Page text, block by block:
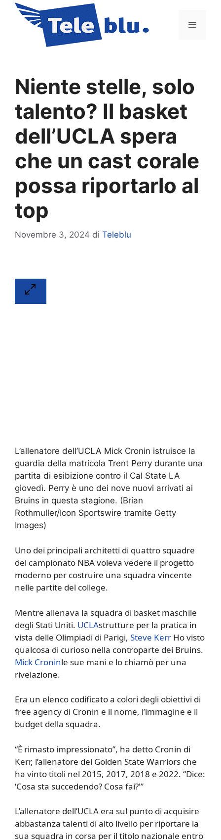
contenuto
Menu
Niente stelle, solo
talento? Il basket
dell’UCLA spera
che un cast corale
possa riportarlo al
top
Novembre 3, 2024 di Teleblu
L’allenatore dell’UCLA Mick Cronin istruisce la
guardia della matricola Trent Perry durante una
partita di esibizione contro il Cal State LA
giovedì. Perry è uno dei nove nuovi arrivati ​​ai
Bruins in questa stagione. (Brian
Rothmuller/Icon Sportswire tramite Getty
Images)
Uno dei principali architetti di quattro squadre
del campionato NBA voleva vedere il progetto
moderno per costruire una squadra vincente
nelle partite del college.
Mentre allenava la squadra di basket maschile
degli Stati Uniti. UCLAstrutture per la pratica in
vista delle Olimpiadi di Parigi, Steve Kerr Ho visto
qualcosa di curioso nella controparte dei Bruins.
Mick Croninle sue mani e lo chiamò per una
rivelazione.
Era un elenco codificato a colori degli obiettivi di
free agency di Cronin e il nome, l’immagine e il
budget della squadra.
“È rimasto impressionato”, ha detto Cronin di
Kerr, l’allenatore dei Golden State Warriors che
ha vinto titoli nel 2015, 2017, 2018 e 2022. “Dice:
‘Cosa sta succedendo? Cosa fai?'”
L’allenatore dell’UCLA era sul punto di acquisire
abbastanza talenti di alto livello per riportare la
sua squadra in corsa per il titolo nazionale entro